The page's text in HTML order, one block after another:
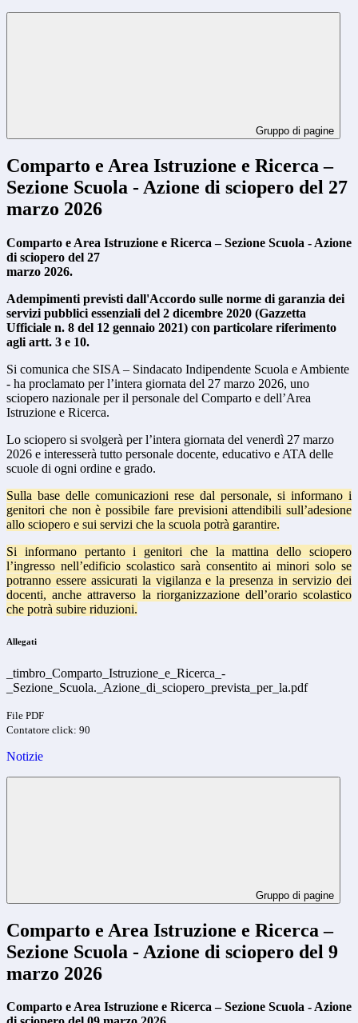
Gruppo di pagine
Comparto e Area Istruzione e Ricerca –
Sezione Scuola - Azione di sciopero del 27
marzo 2026
Comparto e Area Istruzione e Ricerca – Sezione Scuola - Azione
di sciopero del 27
marzo 2026.
Adempimenti previsti dall'Accordo sulle norme di garanzia dei
servizi pubblici essenziali del 2 dicembre 2020 (Gazzetta
Ufficiale n. 8 del 12 gennaio 2021) con particolare riferimento
agli artt. 3 e 10.
Si comunica che SISA – Sindacato Indipendente Scuola e Ambiente
- ha proclamato per l’intera giornata del 27 marzo 2026, uno
sciopero nazionale per il personale del Comparto e dell’Area
Istruzione e Ricerca.
Lo sciopero si svolgerà per l’intera giornata del venerdì 27 marzo
2026 e interesserà tutto personale docente, educativo e ATA delle
scuole di ogni ordine e grado.
Sulla base delle comunicazioni rese dal personale, si informano i
genitori che non è possibile fare previsioni attendibili sull’adesione
allo sciopero e sui servizi che la scuola potrà garantire.
Si informano pertanto i genitori che la mattina dello sciopero
l’ingresso nell’edificio scolastico sarà consentito ai minori solo se
potranno essere assicurati la vigilanza e la presenza in servizio dei
docenti, anche attraverso la riorganizzazione dell’orario scolastico
che potrà subire riduzioni.
Allegati
_timbro_Comparto_Istruzione_e_Ricerca_-
_Sezione_Scuola._Azione_di_sciopero_prevista_per_la.pdf
File PDF
Contatore click: 90
Notizie
Gruppo di pagine
Comparto e Area Istruzione e Ricerca –
Sezione Scuola - Azione di sciopero del 9
marzo 2026
Comparto e Area Istruzione e Ricerca – Sezione Scuola - Azione